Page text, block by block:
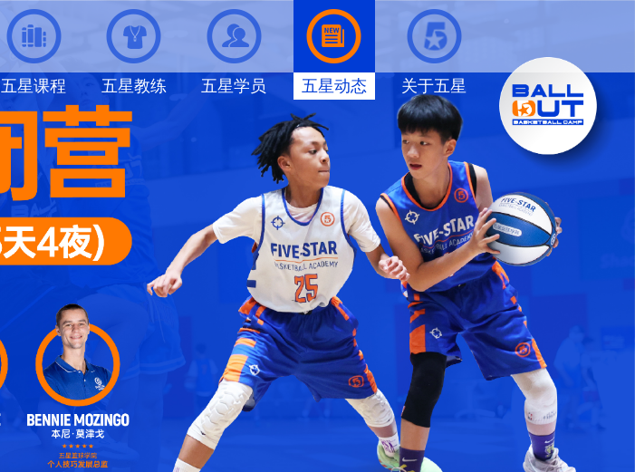
五星课程 五星教练 五星学员 五星动态 关于五星